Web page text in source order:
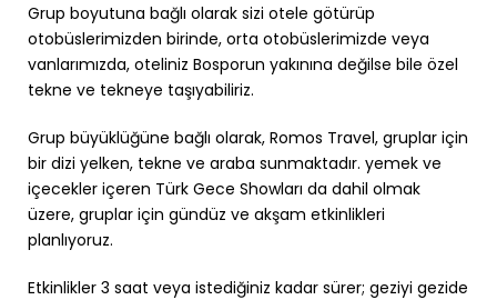
Grup boyutuna bağlı olarak sizi otele götürüp
otobüslerimizden birinde, orta otobüslerimizde veya
vanlarımızda, oteliniz Bosporun yakınına değilse bile özel
tekne ve tekneye taşıyabiliriz.
Grup büyüklüğüne bağlı olarak, Romos Travel, gruplar için
bir dizi yelken, tekne ve araba sunmaktadır. yemek ve
içecekler içeren Türk Gece Showları da dahil olmak
üzere, gruplar için gündüz ve akşam etkinlikleri
planlıyoruz.
Etkinlikler 3 saat veya istediğiniz kadar sürer; geziyi gezide